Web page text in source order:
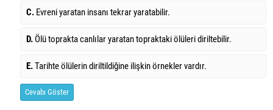
C. Evreni yaratan insanı tekrar yaratabilir.
D. Ölü toprakta canlılar yaratan topraktaki ölüleri diriltebilir.
E.Tarihte ölülerin diriltildiğine ilişkin örnekler vardır.
Cevabı Göster